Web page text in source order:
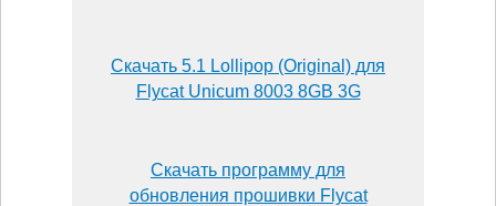
Скачать 5.1 Lollipop (Original) для
Flycat Unicum 8003 8GB 3G
Скачать программу для
обновления прошивки Flycat